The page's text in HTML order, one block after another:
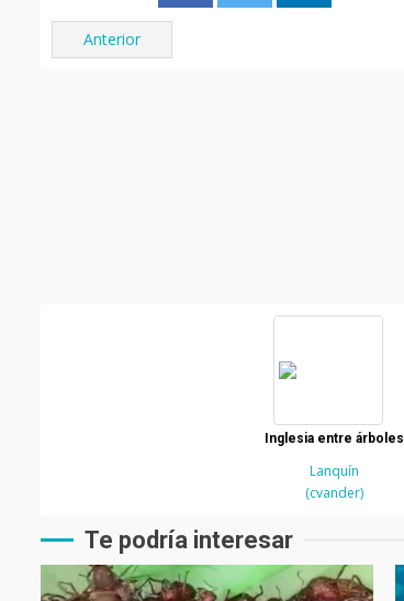
Anterior
Inglesia entre árboles
Lanquín
(cvander)
Te podría interesar